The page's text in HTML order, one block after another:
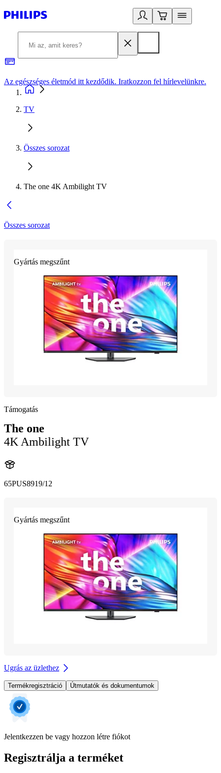
Az egészséges életmód itt kezdődik. Iratkozzon fel hírlevelünkre.
TV
Összes sorozat
The one 4K Ambilight TV
Összes sorozat
Gyártás megszűnt
Támogatás
The one
4K Ambilight TV
65PUS8919/12
Gyártás megszűnt
Ugrás az üzlethez
Termékregisztráció Útmutatók és dokumentumok
Jelentkezzen be vagy hozzon létre fiókot
Regisztrálja a terméket